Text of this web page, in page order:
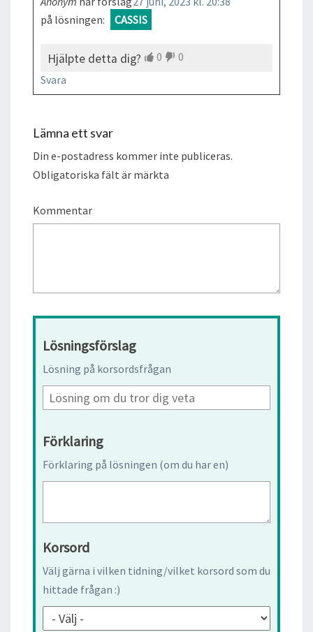
på lösningen:
CASSIS
Hjälpte detta dig? 0
0
Svara
Lämna ett svar
Din e-postadress kommer inte publiceras.
Obligatoriska fält är märkta
Kommentar
Lösningsförslag
Lösning på korsordsfrågan
Förklaring
Förklaring på lösningen (om du har en)
Korsord
Välj gärna i vilken tidning/vilket korsord som du
hittade frågan :)